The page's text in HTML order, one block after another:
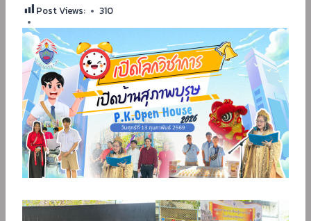
Post Views: 310